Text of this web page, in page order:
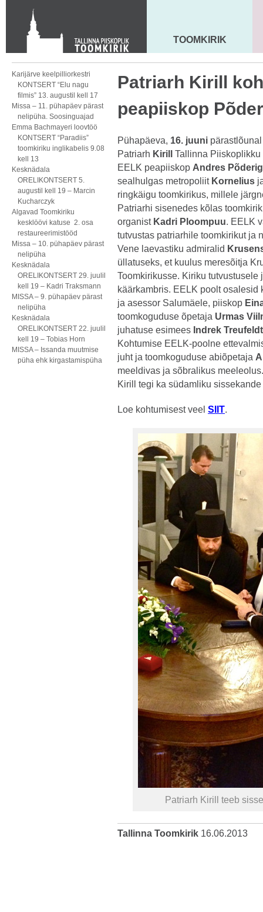
KONTAKT
Toom-Kooli 6, 10130 TALLINN
tallinna.toom@eelk.ee
MAARJA KIRIK
TOOMKIRIK
Karijärve keelpilliorkestri
KONTSERT “Elu nagu
filmis” 13. augustil kell 17
Missa – 11. pühapäev pärast
nelipüha. Soosinguajad
Emma Bachmayeri loovtöö
KONTSERT “Paradiis”
toomkiriku inglikabelis 9.08
kell 13
Kesknädala
ORELIKONTSERT 5.
augustil kell 19 – Marcin
Kucharczyk
Algavad Toomkiriku
kesklöövi katuse 2. osa
restaureerimistööd
Missa – 10. pühapäev pärast
nelipüha
Kesknädala
ORELIKONTSERT 29. juulil
kell 19 – Kadri Traksmann
MISSA – 9. pühapäev pärast
nelipüha
Kesknädala
ORELIKONTSERT 22. juulil
kell 19 – Tobias Horn
MISSA – Issanda muutmise
püha ehk kirgastamispüha
Patriarh Kirill
peapiiskop
Pühapäeva, 16. juuni
Patriarh Kirill
Tallinna Piiskoplikku
EELK peapiiskop Andres
sealhulgas metropoliit Kornelius
ringkäigu toomkirikus, millele
Patriarhi sisenedes kõlas
organist Kadri Ploompuu. EELK
tutvustas patriarhile toomkirikut ja
Vene laevastiku admiralid
üllatuseks, et kuulus meresõitja
Toomkirikusse. Kiriku
käärkambris. EELK poolt
ja asessor Salumäele, piiskop
toomkoguduse õpetaja Urmas
juhatuse esimees Indrek Treufeldt
Kohtumise EELK-poolne
juht ja toomkoguduse abiõpetaja
meeldivas ja sõbralikus
Kirill tegi ka südamliku
Loe kohtumisest veel SIIT.
Patriarh Kirill teeb
Tallinna Toomkirik 16.06.2013